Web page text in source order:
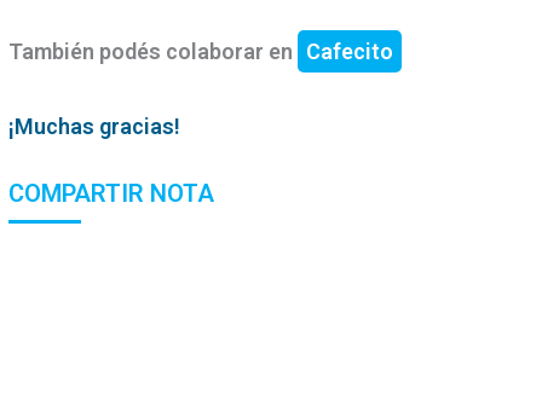
También podés colaborar en Cafecito
¡Muchas gracias!
COMPARTIR NOTA